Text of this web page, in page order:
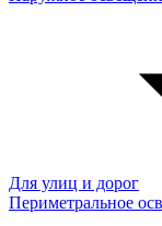
Для улиц и дорог
Периметральное